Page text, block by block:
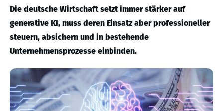
Die deutsche Wirtschaft setzt immer stärker auf
generative KI, muss deren Einsatz aber professioneller
steuern, absichern und in bestehende
Unternehmensprozesse einbinden.